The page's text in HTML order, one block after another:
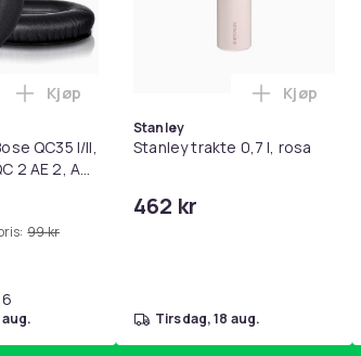
og kjernetrening, yoga og
/ LR54 / 189 / 10-pakning PKcell i
QC35 I/II,
2 AE 2, AE
99 kr
Legg Øreputer for Bose QC35 I/II, QC25,
Kjøp
Stanley
Stanley trakte 0,7 l, rosa
462 kr
Legg
Kjøp
tirsdag, 18 aug.